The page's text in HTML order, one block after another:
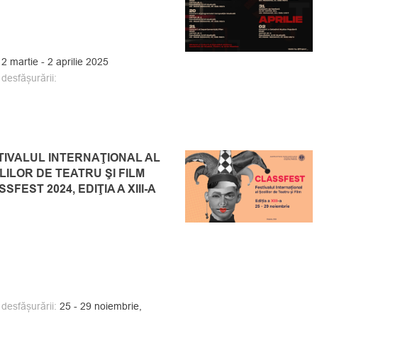
2 martie - 2 aprilie 2025
INTERNAŢIONAL AL
DE TEATRU ŞI FILM
2024, EDIŢIA A XIII-A
25 - 29 noiembrie,